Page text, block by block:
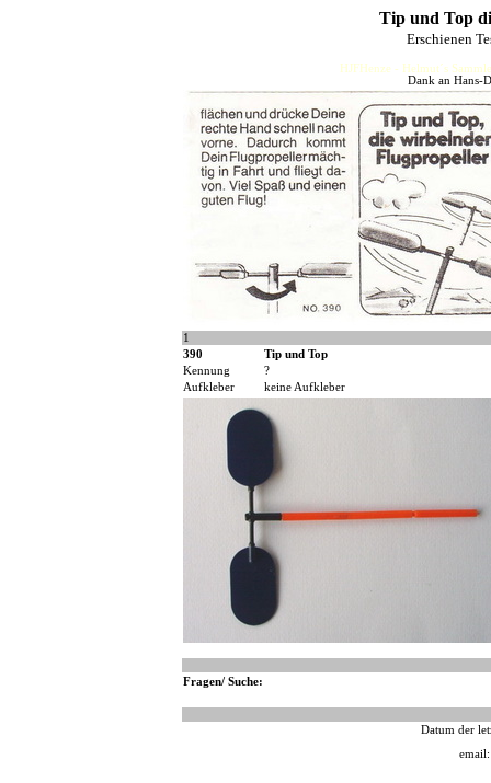
Tip und Top
Erschienen
HJFHenze - Helmut´s
Dank an Hans-
1
390
Tip und Top
Kennung
?
Aufkleber
keine Aufkleber
Fragen/ Suche:
Datum der